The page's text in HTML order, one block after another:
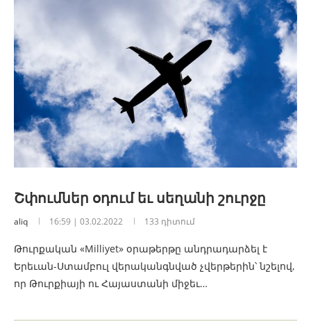
Շփումներ օդում եւ սեղանի շուրջը
aliq 16:59 | 03.02.2022 133 դիտում
Թուրքական «Milliyet» օրաթերթը անդրադարձել է
Երեւան-Ստամբուլ վերականգնված չվերթերին՝ նշելով,
որ Թուրքիայի ու Հայաստանի միջեւ…